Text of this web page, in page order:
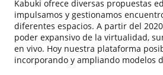
Kabuki ofrece diversas propuestas
impulsamos y gestionamos
diferentes espacios. A partir del
poder expansivo de la virtualidad,
en vivo. Hoy nuestra plataforma
incorporando y ampliando modelos